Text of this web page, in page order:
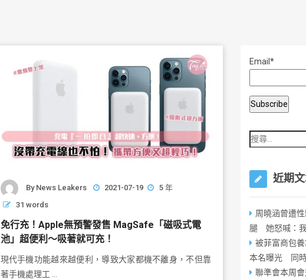
By News Leakers 2021-07-19
5 年
31 words
免行充！Apple無預警發售 MagSafe「磁吸式電
池」超便利～吸著就可充！
現代手機功能越來越便利，導致大家都機不離身，不但靠
著手機處理工 …
Email*
近期
周曉涵曾遭
腿 她怒喊：
被菲富商包
本名曝光 同
聯準會本周